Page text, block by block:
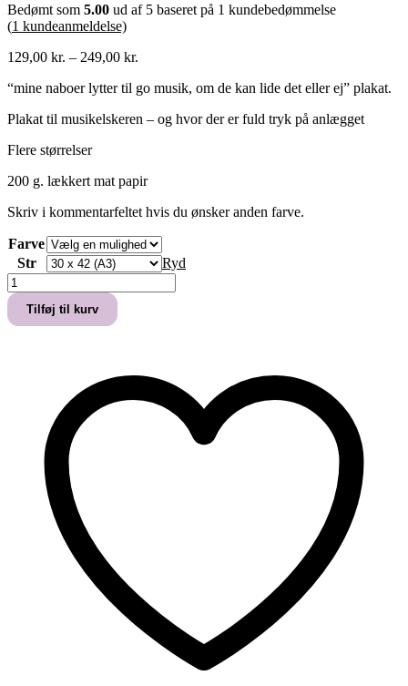
Bedømt som 5.00 ud af 5 baseret på 1 kundebedømmelse
(1 kundeanmeldelse)
129,00 kr. – 249,00 kr.
til
“mine naboer lytter til go musik, om de kan lide det eller ej” plakat.
Plakat til musikelskeren – og hvor der er fuld tryk på anlægget
Flere størrelser
200 g. lækkert mat papir
Skriv i kommentarfeltet hvis du ønsker anden farve.
Farve
Str
Ryd
"mine
naboer
lytter
til
Tilføj til kurv